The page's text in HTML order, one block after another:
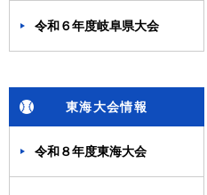
令和６年度岐阜県大会
東海大会情報
令和８年度東海大会